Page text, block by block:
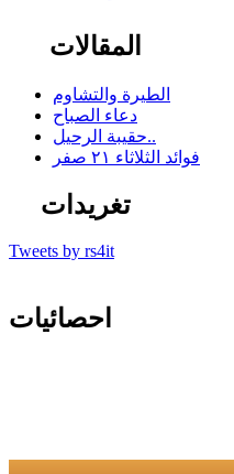
المقالات
الطيرة والتشاوم
دعاء الصباح
حقيبة الرحيل..
فوائد الثلاثاء ٢١ صفر
تغريدات
Tweets by rs4it
احصائيات